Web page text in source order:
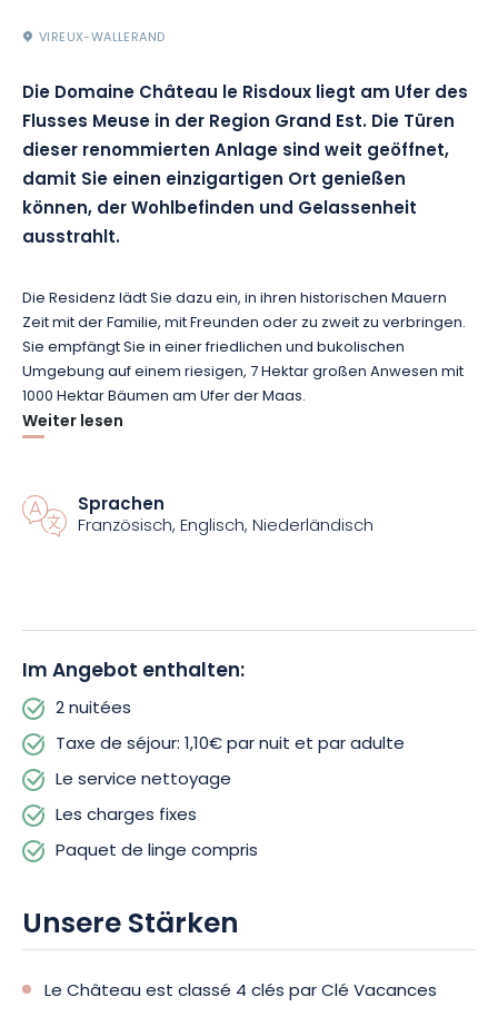
VIREUX-WALLERAND
Die Domaine Château le Risdoux liegt am Ufer des
Flusses Meuse in der Region Grand Est. Die Türen
dieser renommierten Anlage sind weit geöffnet,
damit Sie einen einzigartigen Ort genießen
können, der Wohlbefinden und Gelassenheit
ausstrahlt.
Die Residenz lädt Sie dazu ein, in ihren historischen Mauern
Zeit mit der Familie, mit Freunden oder zu zweit zu verbringen.
Sie empfängt Sie in einer friedlichen und bukolischen
Umgebung auf einem riesigen, 7 Hektar großen Anwesen mit
1000 Hektar Bäumen am Ufer der Maas.
große Anwesen bietet Ihnen 10 außergewöhnliche und
komfortable Zimmer, die sich perfekt für einen Familienurlaub
Wunderschön inmitten der unberührten Natur gelegen, wartet
ein Spielplatz auf die Kleinsten, während die Größeren sich
dem Angeln, Waldspaziergängen, Tennis, Mountainbiking,
Kanufahren und Wandern oder Radfahren widmen können.
Weiter lesen
Sprachen
Französisch, Englisch, Niederländisch
Im Angebot enthalten:
2 nuitées
Taxe de séjour: 1,10€ par nuit et par adulte
Le service nettoyage
Les charges fixes
Paquet de linge compris
Unsere Stärken
Le Château est classé 4 clés par Clé Vacances